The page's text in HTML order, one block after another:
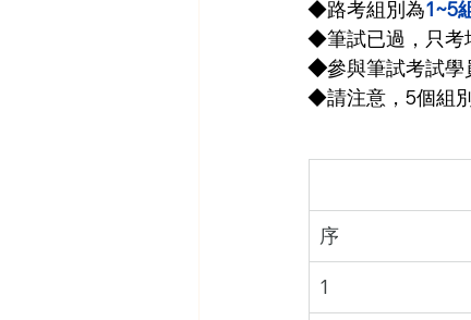
◆路考組別為1~5
◆筆試已過，只考
◆參與筆試考試學
◆請注意，5個組
序
1